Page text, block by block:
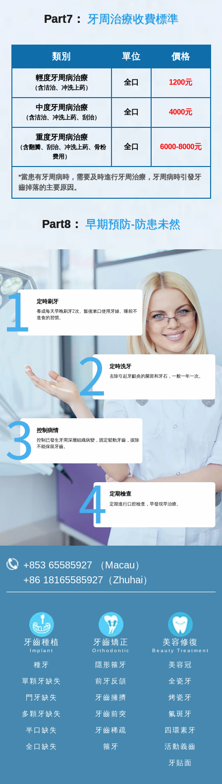
Part7： 牙周治療收費標準
類別 單位 價格
輕度牙周病治療
（含洁治、冲洗上药）
全口 1200元
中度牙周病治療
（含洁治、冲洗上药、刮治）
全口 4000元
重度牙周病治療
（含翻瓣、刮治、冲洗上药、骨粉
费用）
全口 6000-8000元
*當患有牙周病時，需要及時進行牙周治療，牙周病時引發牙
齒掉落的主要原因。
Part8： 早期預防-防患未然
定時刷牙
養成每天早晚刷牙2次、飯後漱口使用牙線、睡前不
進食的習慣。
定時洗牙
去除引起牙齦炎的菌斑和牙石，一般一年一次。
控制病情
控制已發生牙周深層組織病變，固定鬆動牙齒，拔除
不能保留牙齒。
定期檢查
定期進行口腔檢查，早發現早治療。
+853 65585927 （Macau）
+86 18165585927（Zhuhai）
牙齒種植
Implant
種牙
單顆牙缺失
門牙缺失
多顆牙缺失
半口缺失
全口缺失
牙齒矯正
Orthodontic
隱形箍牙
前牙反頜
牙齒擁擠
牙齒前突
牙齒稀疏
箍牙
美容修復
Beauty Treatment
美容冠
全瓷牙
烤瓷牙
氟斑牙
四環素牙
活動義齒
牙貼面